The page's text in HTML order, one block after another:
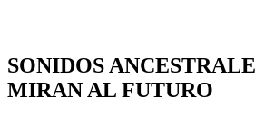
SONIDOS
MIRAN AL FUTURO